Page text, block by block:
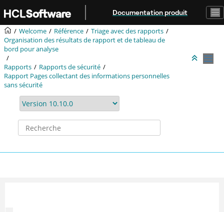
Aller au contenu principal
Documentation produit
Welcome Référence
Triage avec des rapports
Organisation des résultats de rapport et de tableau de
bord pour analyse
Rapports
Rapports de sécurité
Rapport Pages collectant des informations personnelles
sans sécurité